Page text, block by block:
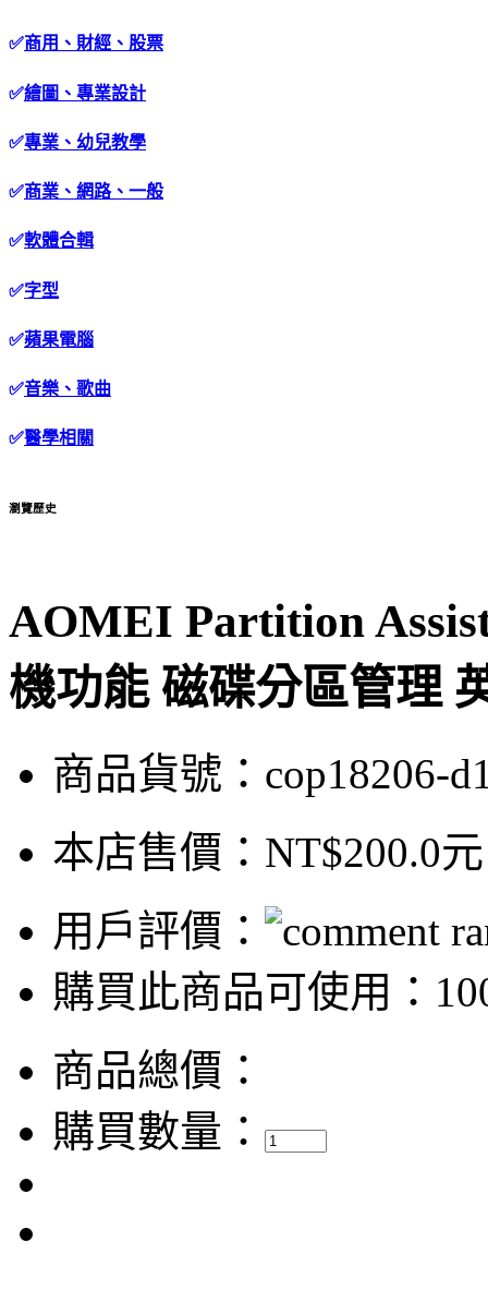
✅商用、財經、股票
✅繪圖、專業設計
✅專業、幼兒教學
✅商業、網路、一般
✅軟體合輯
✅字型
✅蘋果電腦
✅音樂、歌曲
✅醫學相關
瀏覽歷史
AOMEI Partition
機功能 磁碟分區管理
商品貨號：cop18206-
本店售價： NT$200.0元
用戶評價：
購買此商品可使用：
商品總價：
購買數量：